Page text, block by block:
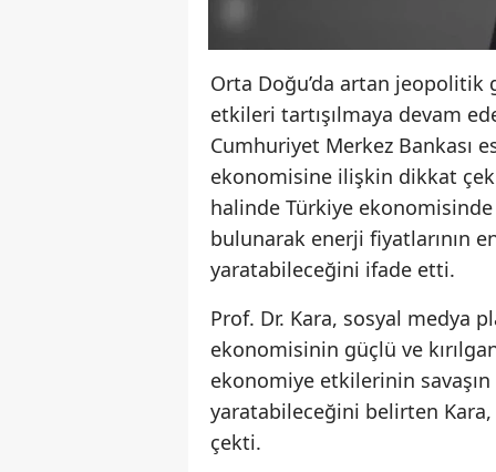
Orta Doğu’da artan
etkileri tartışılmaya devam
Cumhuriyet Merkez Bankası
ekonomisine ilişkin dikkat
halinde Türkiye
bulunarak enerji fiyatlarının
yaratabileceğini ifade etti.
Prof. Dr. Kara, sosyal medya
ekonomisinin güçlü ve
ekonomiye etkilerinin
yaratabileceğini belirten
çekti.